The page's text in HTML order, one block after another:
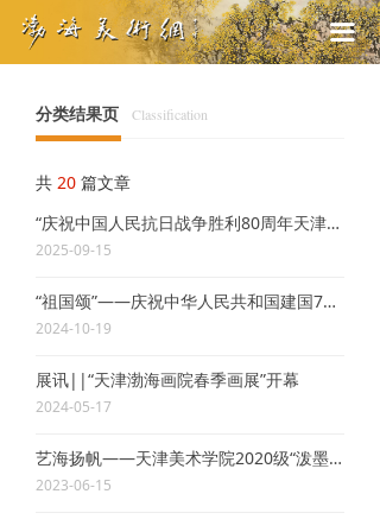
끀
分类结果页 Classification
共 20 篇文章
“庆祝中国人民抗日战争胜利80周年天津渤海画院美术作品展”开幕
2025-09-15
“祖国颂”——庆祝中华人民共和国建国75周年天津渤海画院美术作品展开幕
2024-10-19
展讯||“天津渤海画院春季画展”开幕
2024-05-17
艺海扬帆——天津美术学院2020级“泼墨山水画创作与研究”研究生读书记
2023-06-15